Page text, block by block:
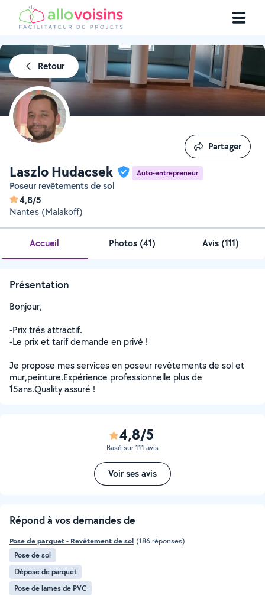
Retour
Laszlo Hudacsek Auto-entrepreneur
Poseur revêtements de sol
4,8/5
Nantes (Malakoff)
Partager
Partager
Accueil Photos (41) Avis (111)
Présentation
Bonjour,
-Prix trés attractif.
-Le prix et tarif demande en privé !
Je propose mes services en poseur revêtements de sol et
mur,peinture.Expérience professionnelle plus de
15ans.Quality assuré !
4,8/5
Basé sur 111 avis
Voir ses avis
Répond à vos demandes de
Pose de parquet - Revêtement de sol (186 réponses)
Pose de sol
Dépose de parquet
Pose de lames de PVC